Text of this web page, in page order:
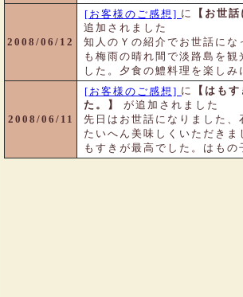
2008/06/12
[お客様のご感想] に
【お世
追加されました
知人のＹの紹介でお世話に
も梅雨の晴れ間で淡路島を
した。夕食の鱧料理を楽し
2008/06/11
[お客様のご感想] に
【はも
た。】
が追加されました
先日はお世話になりました
たいへん美味しくいただき
もすきが最高でした。はも